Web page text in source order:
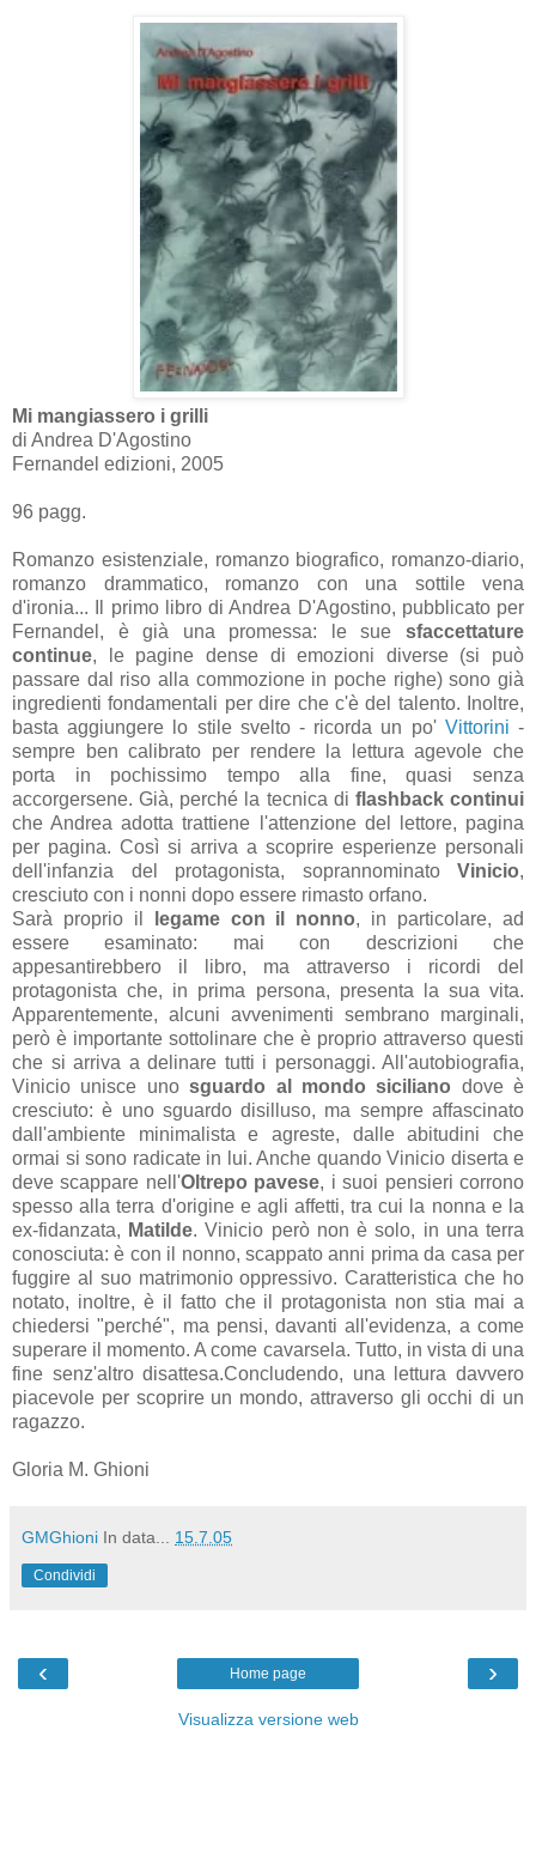
Mi mangiassero i grilli
di Andrea D'Agostino
Fernandel edizioni, 2005
96 pagg.
Romanzo esistenziale, romanzo biografico, romanzo-diario,
romanzo drammatico, romanzo con una sottile vena
d'ironia... Il primo libro di Andrea D'Agostino, pubblicato per
Fernandel, è già una promessa: le sue sfaccettature
continue, le pagine dense di emozioni diverse (si può
passare dal riso alla commozione in poche righe) sono già
ingredienti fondamentali per dire che c'è del talento. Inoltre,
basta aggiungere lo stile svelto - ricorda un po' Vittorini -
sempre ben calibrato per rendere la lettura agevole che
porta in pochissimo tempo alla fine, quasi senza
accorgersene. Già, perché la tecnica di flashback continui
che Andrea adotta trattiene l'attenzione del lettore, pagina
per pagina. Così si arriva a scoprire esperienze personali
dell'infanzia del protagonista, soprannominato Vinicio,
cresciuto con i nonni dopo essere rimasto orfano.
Sarà proprio il
legame con il nonno, in particolare, ad
essere esaminato: mai con descrizioni che
appesantirebbero il libro, ma attraverso i ricordi del
protagonista che, in prima persona, presenta la sua vita.
Apparentemente, alcuni avvenimenti sembrano marginali,
però è importante sottolinare che è proprio attraverso questi
che si arriva a delinare tutti i personaggi. All'autobiografia,
Vinicio unisce unosguardo al mondo siciliano dove è
cresciuto: è uno sguardo disilluso, ma sempre affascinato
dall'ambiente minimalista e agreste, dalle abitudini che
ormai si sono radicate in lui. Anche quando Vinicio diserta e
deve scappare nell'Oltrepo pavese, i suoi pensieri corrono
spesso alla terra d'origine e agli affetti, tra cui la nonna e la
ex-fidanzata, Matilde. Vinicio però non è solo, in una terra
conosciuta: è con il nonno, scappato anni prima da casa per
fuggire al suo matrimonio oppressivo. Caratteristica che ho
notato, inoltre, è il fatto che il protagonista non stia mai a
chiedersi "perché", ma pensi, davanti all'evidenza, a come
superare il momento. A come cavarsela. Tutto, in vista di una
fine senz'altro disattesa.Concludendo, una lettura davvero
piacevole per scoprire un mondo, attraverso gli occhi di un
ragazzo.
Gloria M. Ghioni
GMGhioni In data... 15.7.05
Condividi
‹ ›
Home page
Visualizza versione web